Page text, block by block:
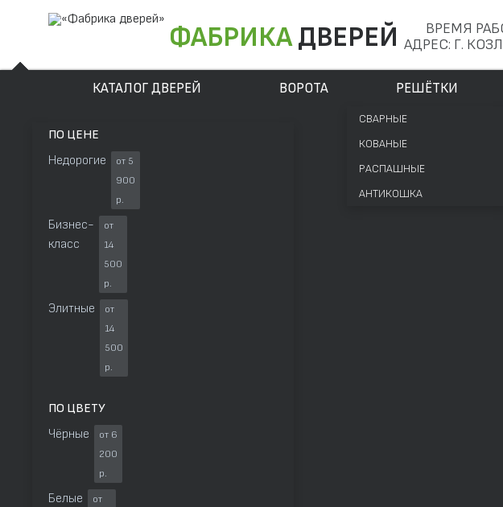
ФАБРИКАДВЕРЕЙ
ВРЕМЯ
АДРЕС: Г.
КАТАЛОГ ДВЕРЕЙ
ПО ЦЕНЕ
Недорогие
от 5
900
р.
Бизнес-
класс
от
14
500
р.
Элитные
от
14
500
р.
ПО ЦВЕТУ
Чёрные
от 6
200
р.
Белые
от
ВОРОТА РЕШЁТКИ
СВАРНЫЕ
КОВАНЫЕ
РАСПАШНЫЕ
АНТИКОШКА